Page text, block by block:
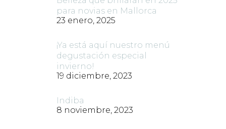
para novias en Mallorca
23 enero, 2025
¡Ya está aquí nuestro menú
degustación especial
invierno!
19 diciembre, 2023
Indiba
8 noviembre, 2023